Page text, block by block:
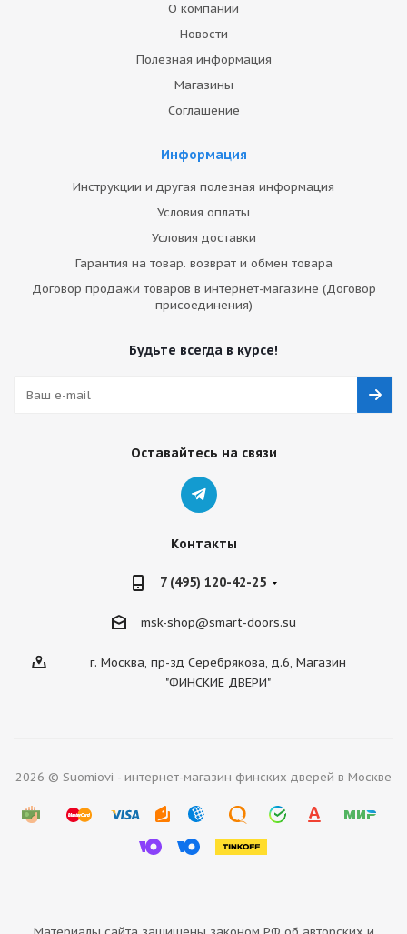
О компании
Новости
Полезная информация
Магазины
Соглашение
Информация
Инструкции и другая полезная информация
Условия оплаты
Условия доставки
Гарантия на товар. возврат и обмен товара
Договор продажи товаров в интернет-магазине (Договор
присоединения)
Будьте всегда в курсе!
Оставайтесь на связи
Контакты
7 (495) 120-42-25
msk-shop@smart-doors.su
г. Москва, пр-зд Серебрякова, д.6, Магазин
"ФИНСКИЕ ДВЕРИ"
2026 © Suomiovi - интернет-магазин финских дверей в Москве